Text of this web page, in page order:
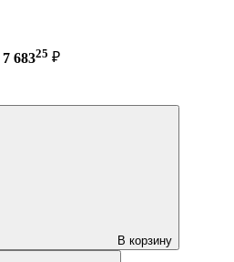
7 68325 ₽
В корзину